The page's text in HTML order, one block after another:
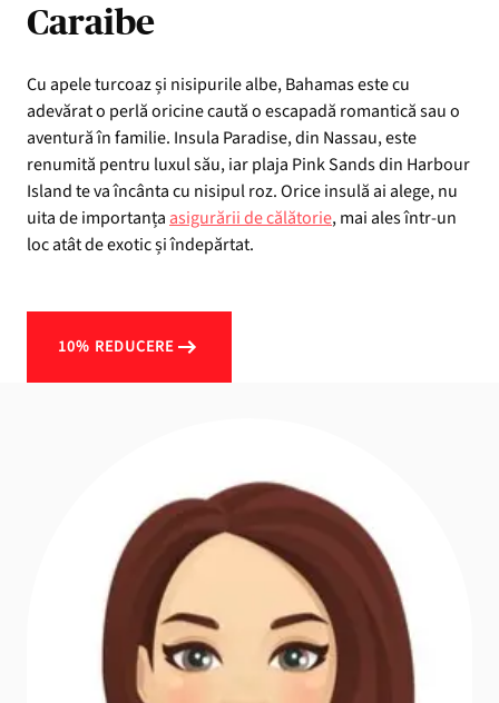
Caraibe
Cu apele turcoaz și nisipurile albe, Bahamas este cu
adevărat o perlă oricine caută o escapadă romantică sau o
aventură în familie. Insula Paradise, din Nassau, este
renumită pentru luxul său, iar plaja Pink Sands din Harbour
Island te va încânta cu nisipul roz. Orice insulă ai alege, nu
uita de importanțaasigurării de călătorie, mai ales într-un
loc atât de exotic și îndepărtat.
10% REDUCERE